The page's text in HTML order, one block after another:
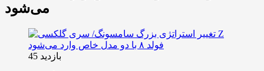
می‌شود
بازدید 45